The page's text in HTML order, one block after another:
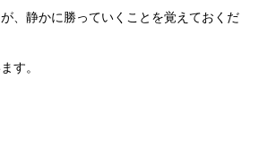
、静かに勝っていくことを覚えておくだ
す。